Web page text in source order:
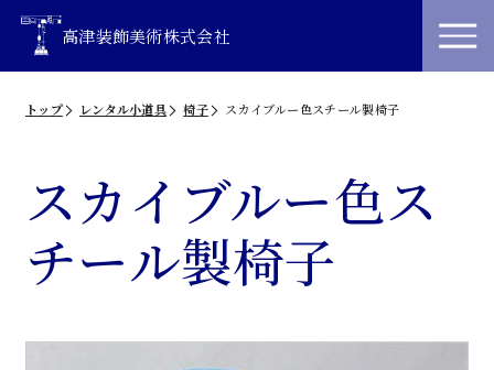
高津装飾美術株式会社
トップ レンタル小道具 椅子 スカイブルー色スチール製椅子
スカイブルー色ス
チール製椅子